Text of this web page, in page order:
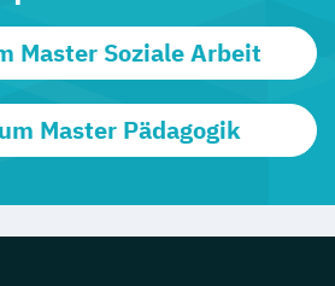
Master Soziale Arbeit
Master Pädagogik